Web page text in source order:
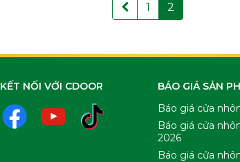
1 2
KẾT NỐI VỚI CDOOR
BÁO GIÁ SẢN
Báo giá cửa
Báo giá cửa
2026
Báo giá cửa